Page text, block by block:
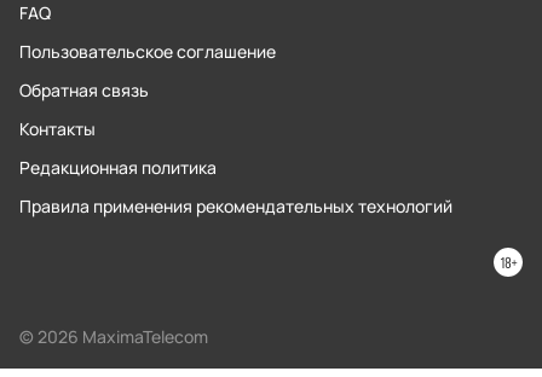
FAQ
Пользовательское соглашение
Обратная связь
Контакты
Редакционная политика
Правила применения рекомендательных технологий
© 2026 MaximaTelecom